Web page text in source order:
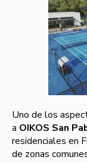
Uno de los
a OIKOS San
residenciales en
de zonas